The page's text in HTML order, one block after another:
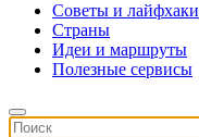
Советы и лайфхаки
Страны
Идеи и маршруты
Полезные сервисы